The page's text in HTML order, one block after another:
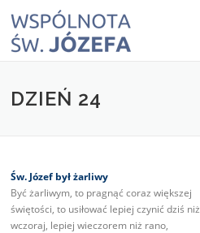
content
DZIEŃ 24
Św. Józef był żarliwy
Być żarliwym, to pragnąć coraz większej
świętości, to usiłować lepiej czynić dziś niż
wczoraj, lepiej wieczorem niż rano,